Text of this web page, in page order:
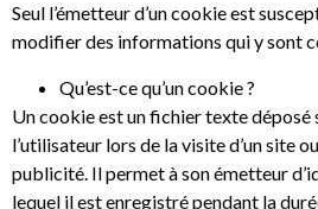
Seul l’émetteur d’un cookie est
modifier des informations qui y sont
Qu’est-ce qu’un cookie ?
Un cookie est un fichier texte déposé
l’utilisateur lors de la visite d’un site
publicité. Il permet à son émetteur
lequel il est enregistré pendant la